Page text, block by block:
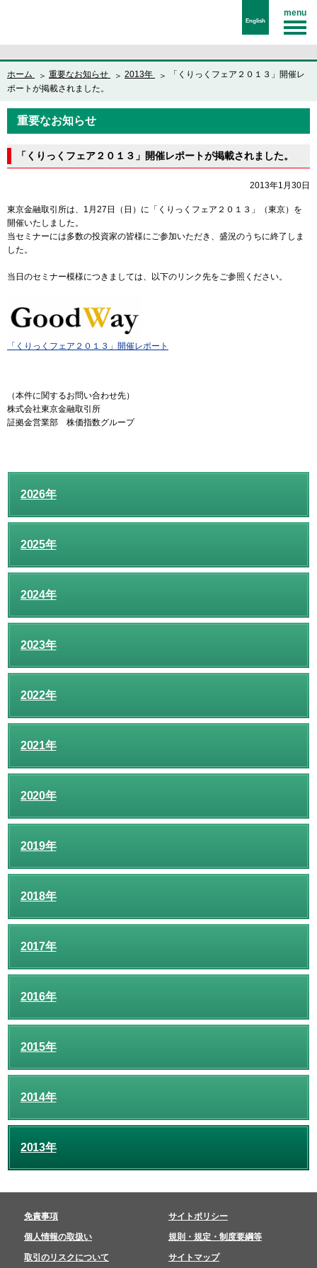
English
ホーム 重要なお知らせ 2013年
「くりっくフェア２０１３」開催レ
ポートが掲載されました。
重要なお知らせ
「くりっくフェア２０１３」開催レポートが掲載されました。
2013年1月30日
東京金融取引所は、1月27日（日）に「くりっくフェア２０１３」（東京）を
開催いたしました。
当セミナーには多数の投資家の皆様にご参加いただき、盛況のうちに終了しま
した。
当日のセミナー模様につきましては、以下のリンク先をご参照ください。
「くりっくフェア２０１３」開催レポート
（本件に関するお問い合わせ先）
株式会社東京金融取引所
証拠金営業部 株価指数グループ
2026年
2025年
2024年
2023年
2022年
2021年
2020年
2019年
2018年
2017年
2016年
2015年
2014年
2013年
免責事項 サイトポリシー
個人情報の取扱い 規則・規定・制度要綱等
取引のリスクについて サイトマップ
menu